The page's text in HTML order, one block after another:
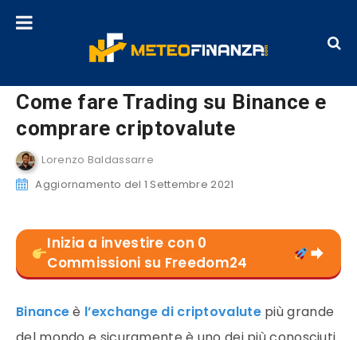
Come fare Trading su Binance e
comprare criptovalute
Lorenzo Baldassarre
Aggiornamento del 1 Settembre 2021
Inizia a investire con 0
Commissioni su Freedom24
Binanceè l’exchange di criptovalutepiù grande